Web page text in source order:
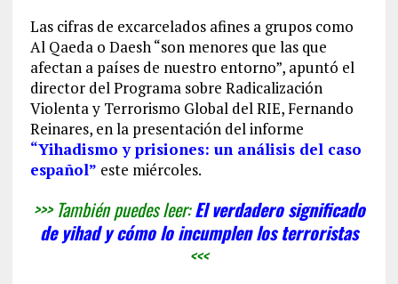
Las cifras de excarcelados afines a grupos como
Al Qaeda o Daesh “son menores que las que
afectan a países de nuestro entorno”, apuntó el
director del Programa sobre Radicalización
Violenta y Terrorismo Global del RIE, Fernando
Reinares, en la presentación del informe
“Yihadismo y prisiones: un análisis del caso
español” este miércoles.
>>> También puedes leer:El verdadero significado
de yihad y cómo lo incumplen los terroristas
<<<